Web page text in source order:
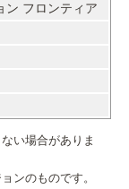
ン フロンティア
い場合がありま
ンのものです。